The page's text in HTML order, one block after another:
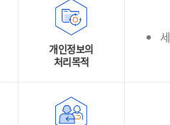
개인정보의
처리목적